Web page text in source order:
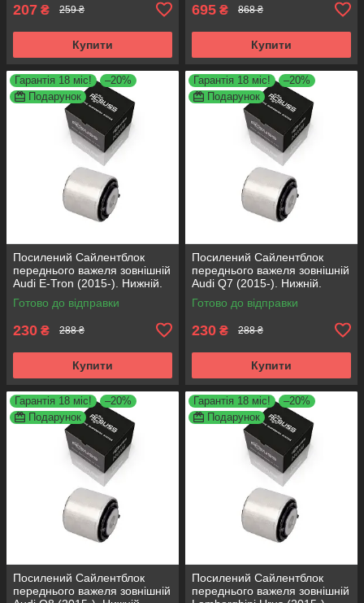
207 ₴ 259 ₴
Купити
695 ₴ 868 ₴
Купити
Гарантія 18 міс!
–20%
Подарунок
Посилений Сайлентблок
переднього важеля зовнішній
Audi E-Tron (2015-). Нижній.
КОРЕЯ Acsuss! FE175192 ,
VKDS331087
Готово до відправки
230 ₴ 288 ₴
Купити
Гарантія 18 міс!
–20%
Подарунок
Посилений Сайлентблок
переднього важеля зовнішній
Audi Q7 (2015-). Нижній.
КОРЕЯ Acsuss! FE175192 ,
VKDS331087
Готово до відправки
230 ₴ 288 ₴
Купити
Гарантія 18 міс!
–20%
Подарунок
Посилений Сайлентблок
переднього важеля зовнішній
Гарантія 18 міс!
–20%
Подарунок
Посилений Сайлентблок
переднього важеля зовнішній